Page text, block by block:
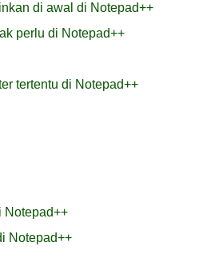
di awal di Notepad++
perlu di Notepad++
tertentu di Notepad++
Notepad++
Notepad++